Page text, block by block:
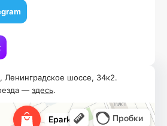
Ленинградское шоссе, 34к2.
— здесь.